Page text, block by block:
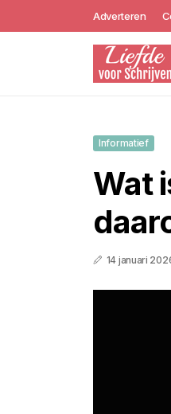
Adverteren
Informatief
Wat
14 januari